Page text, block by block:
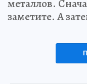
металлов.
заметите. А